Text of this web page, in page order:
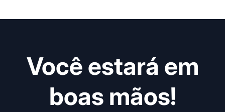
Você estará em
boas mãos!